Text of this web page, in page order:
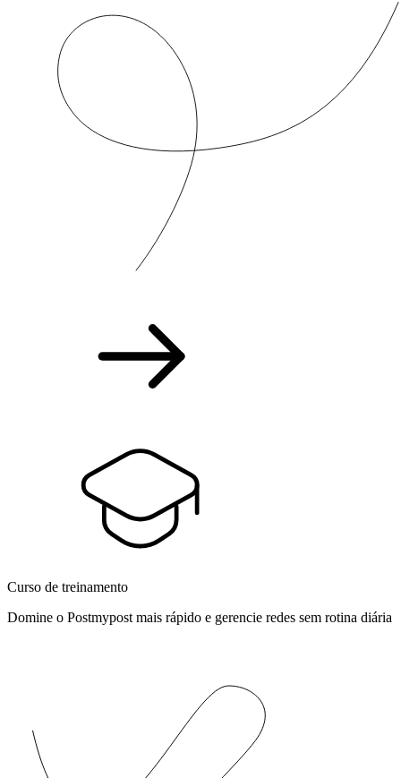
Curso de treinamento
Domine o Postmypost mais rápido e gerencie redes sem rotina diária